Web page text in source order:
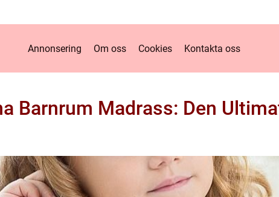
Annonsering Om oss Cookies Kontakta oss
Barnrum Madrass: Den